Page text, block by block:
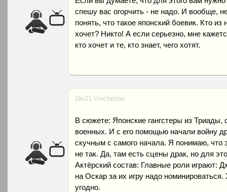
спешу вас огорчить - не надо. И вообще,
понять, что такое японский боевик. Кто
хочет? Никто! А если серьезно, мне
кто хочет и те, кто знает, чего хотят.
Din21 Vinchester
В сюжете: Японские гангстеры из
военных. И с его помощью начали войну
скучным с самого начала. Я понимаю, что
не так. Да, там есть сцены драк, но для
Актёрский состав: Главные роли играют:
на Оскар за их игру надо
угодно.